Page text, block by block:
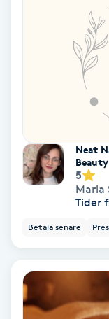
Fotvård
Fransborttagning
Fransfärgning
Neat
5
Maria
Tider
Betala senare